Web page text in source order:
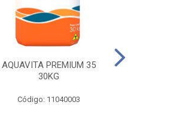
AQUAVITA PREMIUM 35
30KG
Código: 11040003